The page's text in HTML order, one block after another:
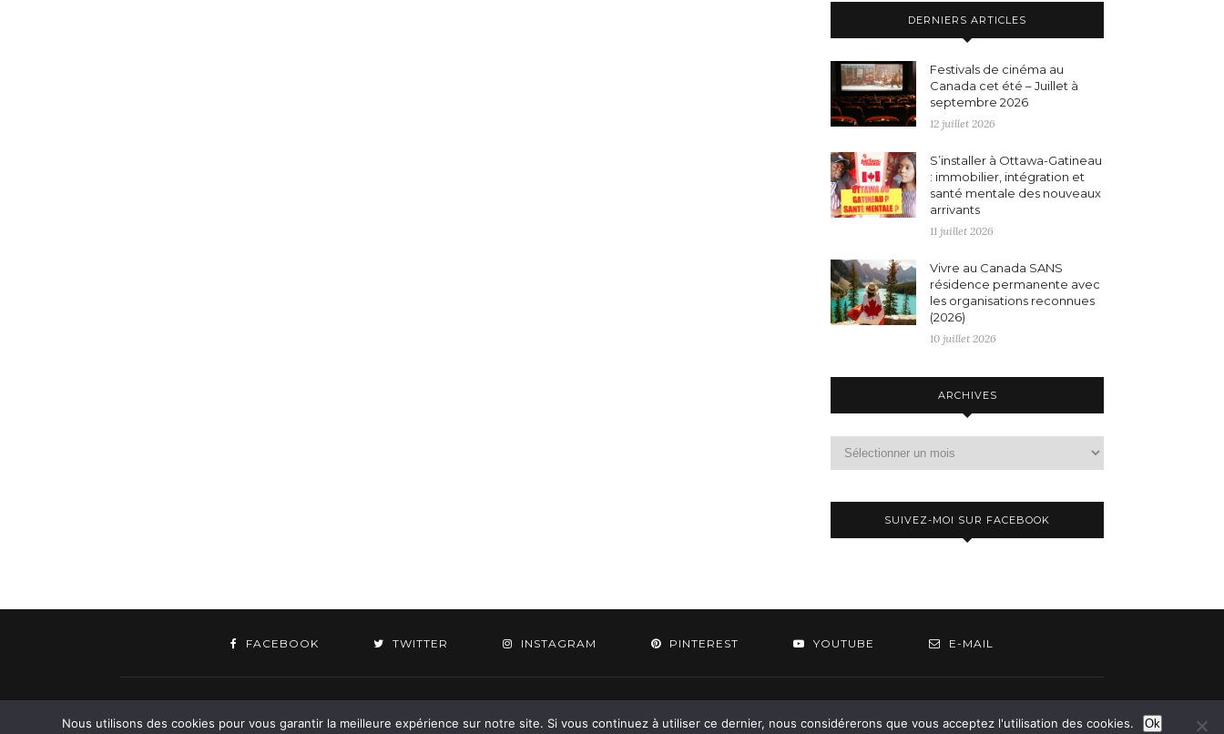
DERNIERS ARTICLES
Festivals de cinéma au
Canada cet été – Juillet à
septembre 2026
12 juillet 2026
S’installer à Ottawa-Gatineau
: immobilier, intégration et
santé mentale des nouveaux
arrivants
11 juillet 2026
Vivre au Canada SANS
résidence permanente avec
les organisations reconnues
(2026)
10 juillet 2026
ARCHIVES
SUIVEZ-MOI SUR FACEBOOK
FACEBOOK TWITTER INSTAGRAM PINTEREST YOUTUBE E-MAIL
Nous utilisons des cookies pour vous garantir la meilleure expérience sur notre site. Si vous continuez à utiliser ce dernier, nous considérerons que vous acceptez l'utilisation des cookies. Ok